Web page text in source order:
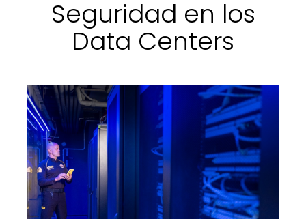
Seguridad en los
Data Centers​